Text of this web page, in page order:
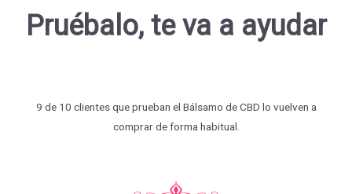
Pruébalo, te va a ayudar
9 de 10 clientes que prueban el Bálsamo de CBD lo vuelven a
comprar de forma habitual.